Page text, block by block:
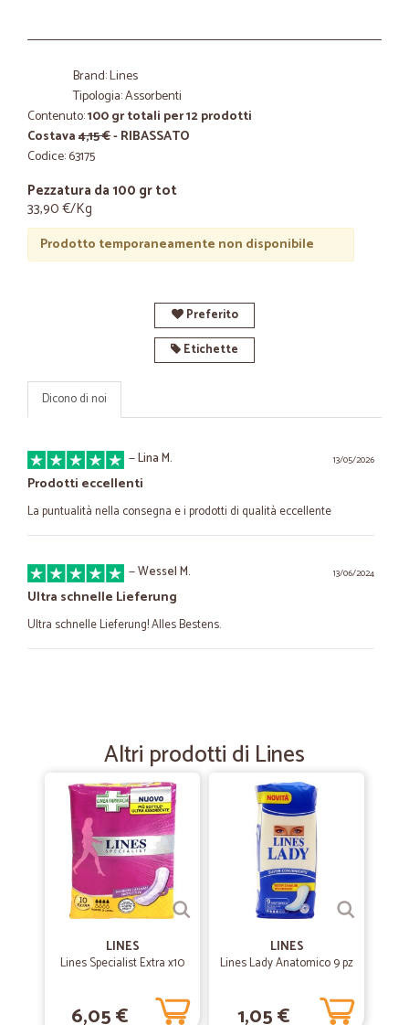
Brand: Lines
Tipologia: Assorbenti
Contenuto:100 gr totali per 12 prodotti
Costava4,15 €- RIBASSATO
Codice: 63175
Pezzatura da 100 gr tot
33,90 €/Kg
Prodotto temporaneamente non disponibile
Preferito
Etichette
Dicono di noi
13/05/2026
—Lina M.
Prodotti eccellenti
La puntualità nella consegna e i prodotti di qualità eccellente
13/06/2024
—Wessel M.
Ultra schnelle Lieferung
Ultra schnelle Lieferung! Alles Bestens.
—Matteo M.
Precisi e puntuali.
Precisi e puntuali.
21/02/2022
—Andrea F.
Perfetto, Velocissimo
Altri prodotti di Lines
LINES
Lines Specialist Extra x10
6,05 €
LINES
Lines Lady Anatomico 9 pz
1,05 €